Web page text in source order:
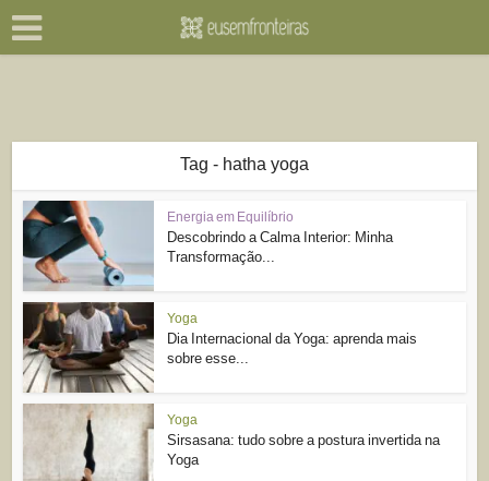
Tag - hatha yoga
Energia em Equilíbrio
Descobrindo a Calma Interior: Minha
Transformação...
Yoga
Dia Internacional da Yoga: aprenda mais
sobre esse...
Yoga
Sirsasana: tudo sobre a postura invertida na
Yoga